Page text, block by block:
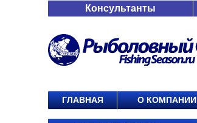
Консультанты
ГЛАВНАЯ О КОМПАНИИ